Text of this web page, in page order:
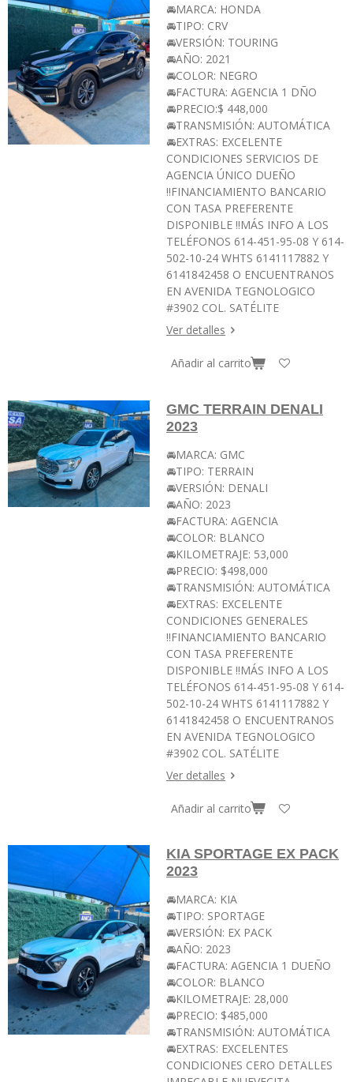
🚘MARCA: HONDA
🚘TIPO: CRV
🚘VERSIÓN: TOURING
🚘AÑO: 2021
🚘COLOR: NEGRO
🚘FACTURA: AGENCIA 1 DÑO
🚘PRECIO:$ 448,000
🚘TRANSMISIÓN: AUTOMÁTICA
🚘EXTRAS: EXCELENTE
CONDICIONES SERVICIOS DE
AGENCIA ÚNICO DUEÑO
‼️FINANCIAMIENTO BANCARIO
CON TASA PREFERENTE
DISPONIBLE ‼️MÁS INFO A LOS
TELÉFONOS 614-451-95-08 Y 614-
502-10-24 WHTS 6141117882 Y
6141842458 O ENCUENTRANOS
EN AVENIDA TEGNOLOGICO
#3902 COL. SATÉLITE
Ver detalles
Añadir al carrito
GMC TERRAIN DENALI
2023
🚘MARCA: GMC
🚘TIPO: TERRAIN
🚘VERSIÓN: DENALI
🚘AÑO: 2023
🚘FACTURA: AGENCIA
🚘COLOR: BLANCO
🚘KILOMETRAJE: 53,000
🚘PRECIO: $498,000
🚘TRANSMISIÓN: AUTOMÁTICA
🚘EXTRAS: EXCELENTE
CONDICIONES GENERALES
‼️FINANCIAMIENTO BANCARIO
CON TASA PREFERENTE
DISPONIBLE ‼️MÁS INFO A LOS
TELÉFONOS 614-451-95-08 Y 614-
502-10-24 WHTS 6141117882 Y
6141842458 O ENCUENTRANOS
EN AVENIDA TEGNOLOGICO
#3902 COL. SATÉLITE
Ver detalles
Añadir al carrito
KIA SPORTAGE EX PACK
2023
🚘MARCA: KIA
🚘TIPO: SPORTAGE
🚘VERSIÓN: EX PACK
🚘AÑO: 2023
🚘FACTURA: AGENCIA 1 DUEÑO
🚘COLOR: BLANCO
🚘KILOMETRAJE: 28,000
🚘PRECIO: $485,000
🚘TRANSMISIÓN: AUTOMÁTICA
🚘EXTRAS: EXCELENTES
CONDICIONES CERO DETALLES